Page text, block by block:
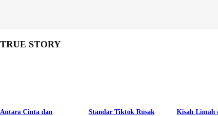
TRUE STORY
Antara Cinta dan
Standar Tiktok Rusak
Kisah Limah